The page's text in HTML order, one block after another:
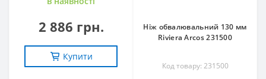
2 886 грн.
Купити
Ніж обвалювальний 130 мм
Riviera Arcos 231500
Код товару: 231500